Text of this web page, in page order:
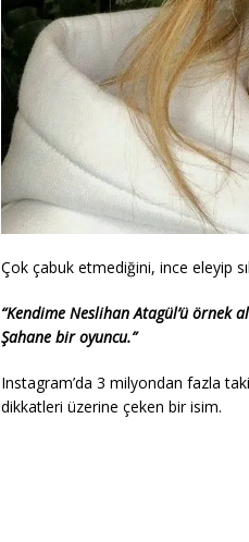
Çok çabuk etmediğini, ince eleyip
“Kendime Neslihan Atagül’ü örnek
Şahane bir oyuncu.”
Instagram’da 3 milyondan fazla
dikkatleri üzerine çeken bir isim.